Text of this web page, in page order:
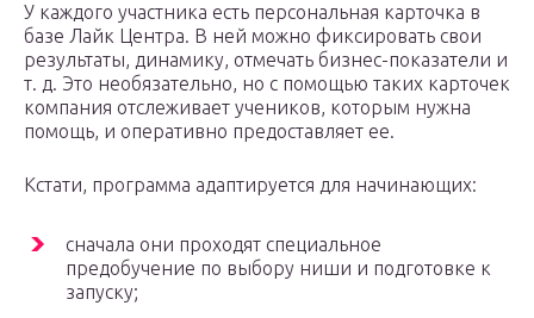
У каждого участника есть персональная карточка в
базе Лайк Центра. В ней можно фиксировать свои
результаты, динамику, отмечать бизнес-показатели и
т. д. Это необязательно, но с помощью таких карточек
компания отслеживает учеников, которым нужна
помощь, и оперативно предоставляет ее.
Кстати, программа адаптируется для начинающих:
сначала они проходят специальное
предобучение по выбору ниши и подготовке к
запуску;